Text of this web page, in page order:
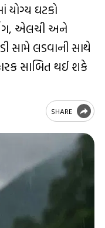
યોગ્ય ઘટકો
એલચી અને
સામે લડવાની સાથે
સાબિત થઈ શકે
SHARE